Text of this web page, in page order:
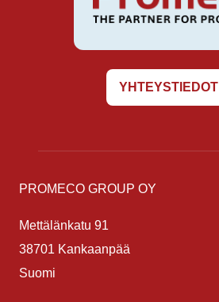
YHTEYSTIEDOT
PROMECO GROUP OY
Mettälänkatu 91
38701 Kankaanpää
Suomi